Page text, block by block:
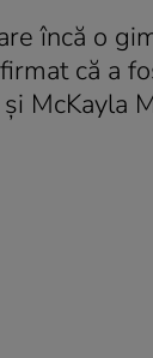
încă o
că a
McKayla